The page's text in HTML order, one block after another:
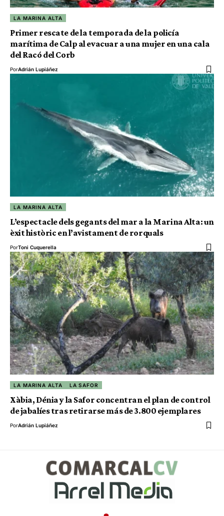
LA MARINA ALTA
Primer rescate de la temporada de la policía
marítima de Calp al evacuar a una mujer en una cala
del Racó del Corb
PorAdrián Lupiáñez
LA MARINA ALTA
L’espectacle dels gegants del mar a la Marina Alta: un
èxit històric en l’avistament de rorquals
PorToni Cuquerella
LA MARINA ALTA LA SAFOR
Xàbia, Dénia y la Safor concentran el plan de control
de jabalíes tras retirarse más de 3.800 ejemplares
PorAdrián Lupiáñez